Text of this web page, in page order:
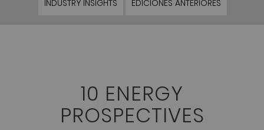
INDUSTRY INSIGHTS EDICIONES ANTERIORES
10 ENERGY
PROSPECTIVES